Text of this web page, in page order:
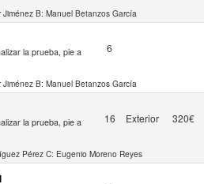
Jiménez B: Manuel Betanzos García
la prueba, pie a
6
Jiménez B: Manuel Betanzos García
la prueba, pie a
16 Exterior 320€
Pérez C: Eugenio Moreno Reyes